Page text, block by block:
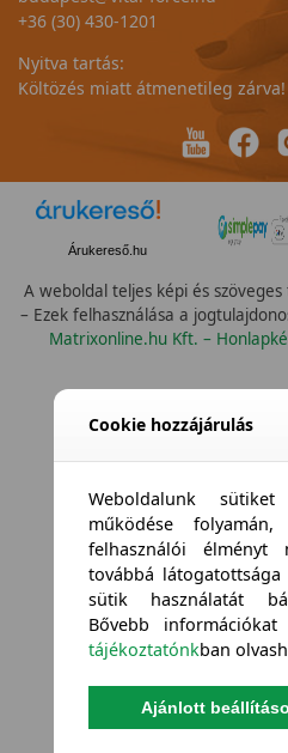
+36 (30) 430-1201
Nyitva tartás:
Költözés miatt átmenetileg zárva!
Árukereső.hu
A weboldal teljes képi és
– Ezek felhasználása a
Matrixonline.hu Kft. –
Cookie hozzájárulás
Weboldalunk
működése
felhasználói élményt
továbbá
sütik használatát
Bővebb
tájékoztatónkban
Ajánlott
--  Válassz --